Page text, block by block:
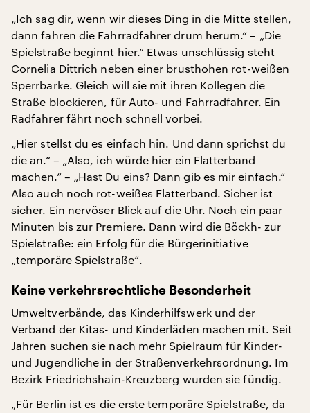
„Ich sag dir, wenn wir dieses Ding in die Mitte stellen,
dann fahren die Fahrradfahrer drum herum.“ – „Die
Spielstraße beginnt hier.“ Etwas unschlüssig steht
Cornelia Dittrich neben einer brusthohen rot-weißen
Sperrbarke. Gleich will sie mit ihren Kollegen die
Straße blockieren, für Auto- und Fahrradfahrer. Ein
Radfahrer fährt noch schnell vorbei.
„Hier stellst du es einfach hin. Und dann sprichst du
die an.“ – „Also, ich würde hier ein Flatterband
machen.“ – „Hast Du eins? Dann gib es mir einfach.“
Also auch noch rot-weißes Flatterband. Sicher ist
sicher. Ein nervöser Blick auf die Uhr. Noch ein paar
Minuten bis zur Premiere. Dann wird die Böckh- zur
Spielstraße: ein Erfolg für die Bürgerinitiative
„temporäre Spielstraße“.
Keine verkehrsrechtliche Besonderheit
Umweltverbände, das Kinderhilfswerk und der
Verband der Kitas- und Kinderläden machen mit. Seit
Jahren suchen sie nach mehr Spielraum für Kinder-
und Jugendliche in der Straßenverkehrsordnung. Im
Bezirk Friedrichshain-Kreuzberg wurden sie fündig.
„Für Berlin ist es die erste temporäre Spielstraße, da